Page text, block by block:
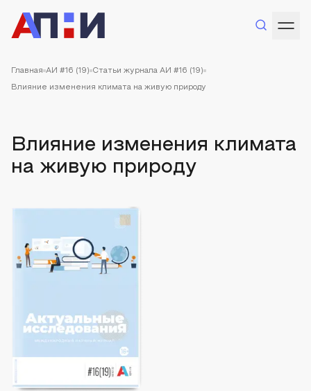
Главная АИ #16 (19) Статьи журнала АИ #16 (19)
Влияние изменения климата на живую природу
Влияние изменения климата
на живую природу